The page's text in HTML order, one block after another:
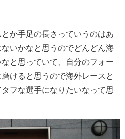
とか手足の長さっていうのはあ
いかなと思うのでどんどん海
と思っていて、自分のフォー
けると思うので海外レースと
フな選手になりたいなって思